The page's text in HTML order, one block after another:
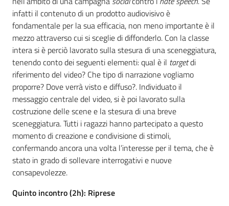
infatti il contenuto di un prodotto audiovisivo è
fondamentale per la sua efficacia, non meno importante è il
mezzo attraverso cui si sceglie di diffonderlo. Con la classe
intera si è perciò lavorato sulla stesura di una sceneggiatura,
tenendo conto dei seguenti elementi: qual è il targetdi
riferimento del video? Che tipo di narrazione vogliamo
proporre? Dove verrà visto e diffuso?. Individuato il
messaggio centrale del video, si è poi lavorato sulla
costruzione delle scene e la stesura di una breve
sceneggiatura. Tutti i ragazzi hanno partecipato a questo
momento di creazione e condivisione di stimoli,
confermando ancora una volta l’interesse per il tema, che è
stato in grado di sollevare interrogativi e nuove
consapevolezze.
Quinto incontro (2h): Riprese